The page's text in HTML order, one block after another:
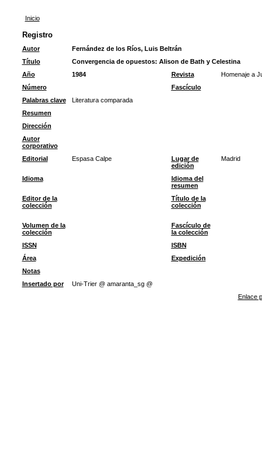
Inicio
Registro
Autor
Fernández de los Ríos, Luis Beltrán
Título
Convergencia de opuestos: Alison de Bath y Celestina
Año
1984 Revista
Homenaje a
Número
Fascículo
Palabras clave
Literatura comparada
Resumen
Dirección
Autor
corporativo
Editorial
Espasa Calpe
Lugar de
edición
Madrid
Idioma
Idioma del
resumen
Editor de la
colección
Título de la
colección
Volumen de la
colección
Fascículo de
la colección
ISSN
ISBN
Área
Expedición
Notas
Insertado por
Uni-Trier @ amaranta_sg @
Enlace